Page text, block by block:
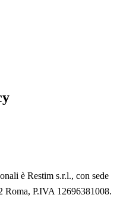
è Restim s.r.l., con sede
Roma, P.IVA 12696381008.